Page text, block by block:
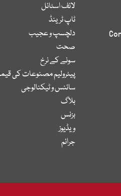
لائف اسٹائل
ٹاپ ٹرینڈ
دلچسپ و عجیب
صحت
سونے کے نرخ
پیٹرولیم مصنوعات کی
سائنس و ٹیکنالوجی
بلاگ
بزنس
ویڈیوز
جرائم